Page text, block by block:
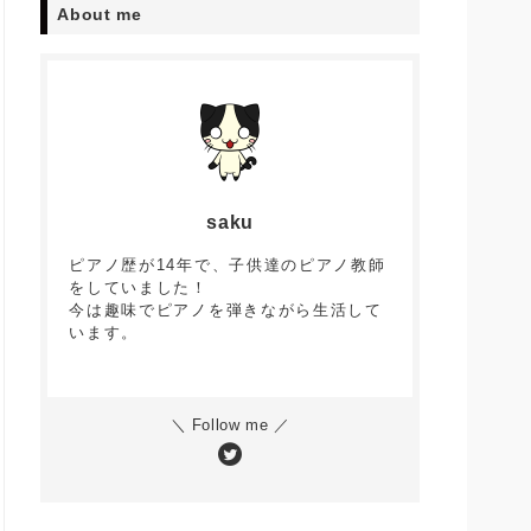
About me
saku
ピアノ歴が14年で、子供達のピアノ教師
をしていました！
今は趣味でピアノを弾きながら生活して
います。
＼ Follow me ／